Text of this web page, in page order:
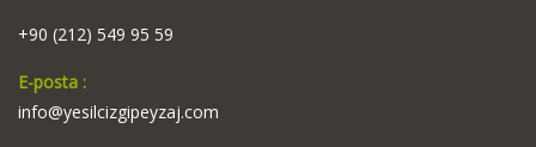
+90 (212) 549 95 59
E-posta :
info@yesilcizgipeyzaj.com